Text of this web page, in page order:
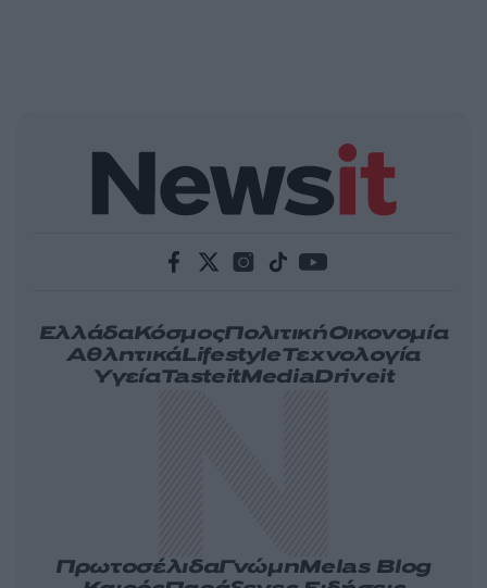
ΕλλάδαΚόσμοςΠολιτικήΟικονομία
ΑθλητικάLifestyleΤεχνολογία
ΥγείαTasteitMediaDriveit
ΠρωτοσέλιδαΓνώμηMelas Blog